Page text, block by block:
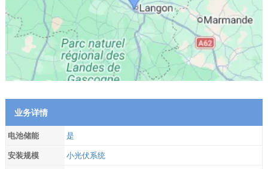
业务详情
电池储能
是
安装规模
小光伏系统